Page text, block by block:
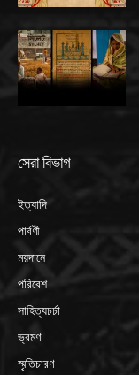
সেরা বিভাগ
ইত্যাদি
পার্বণী
ময়দানে
পরিবেশ
সাহিত্যচর্চা
ভ্রমণ
স্মৃতিচারণ